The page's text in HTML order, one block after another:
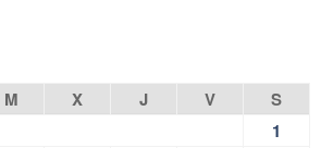
M X J V
S
1